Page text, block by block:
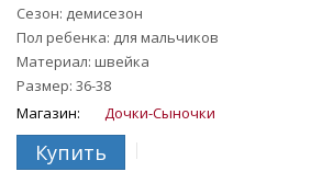
Сезон: демисезон
Пол ребенка: для мальчиков
Материал: швейка
Размер: 36-38
Магазин:
Дочки-Сыночки
Купить